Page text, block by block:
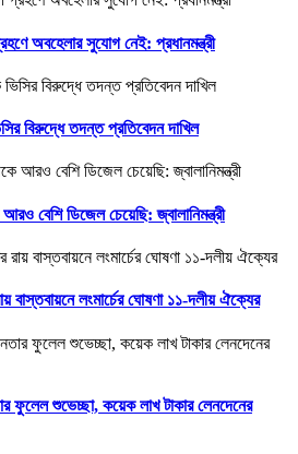
অবহেলার সুযোগ নেই: প্রধানমন্ত্রী
বিরুদ্ধে তদন্ত প্রতিবেদন দাখিল
বেশি ডিজেল চেয়েছি: জ্বালানিমন্ত্রী
লংমার্চের ঘোষণা ১১-দলীয় ঐক্যের
ফুলেল শুভেচ্ছা, কয়েক লাখ টাকার লেনদেনের